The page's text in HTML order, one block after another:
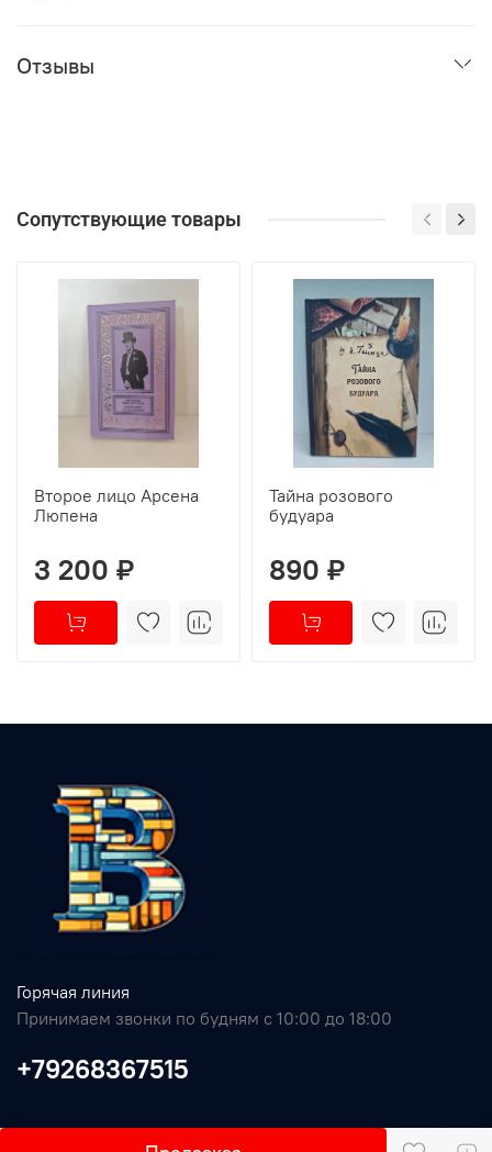
Отзывы
Сопутствующие товары
Второе лицо Арсена
Люпена
3 200 ₽
Тайна розового
будуара
890 ₽
Горячая линия
Принимаем звонки по будням с 10:00 до 18:00
+79268367515